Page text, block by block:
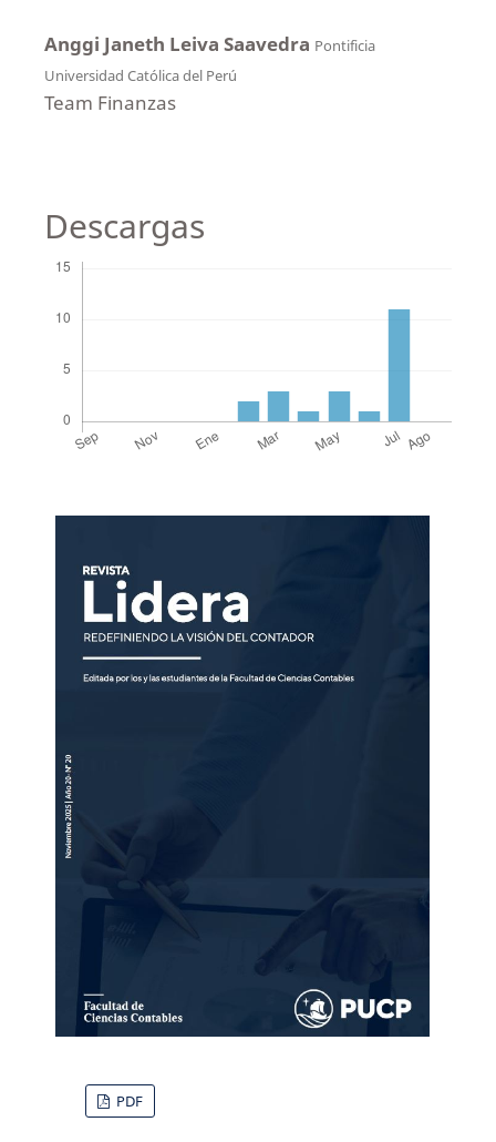
Anggi Janeth Leiva Saavedra Pontificia
Universidad Católica del Perú
Team Finanzas
Descargas
PDF